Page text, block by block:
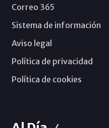
Correo 365
Sistema de información
Aviso legal
Política de privacidad
Política de cookies